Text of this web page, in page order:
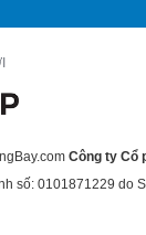
Công ty Cổ
số: 0101871229 do